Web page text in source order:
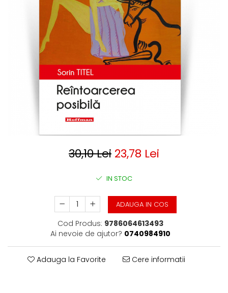
Contemporana
Universala
Universala
Non-fictiune
Publicistica / Reportaje / Interviuri
Sociologie si filozofie30,10 Lei 23,78 Lei
IN STOC
ADAUGA IN COS
Cod Produs: 9786064613493
Ai nevoie de ajutor? 0740984910
Adauga la Favorite Cere informatii